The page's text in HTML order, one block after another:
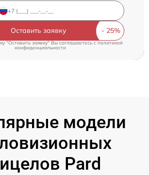
Оставить заявку
"Оставить заявку" Вы соглашаетесь c политикой
конфиденциальности
модели
Pard